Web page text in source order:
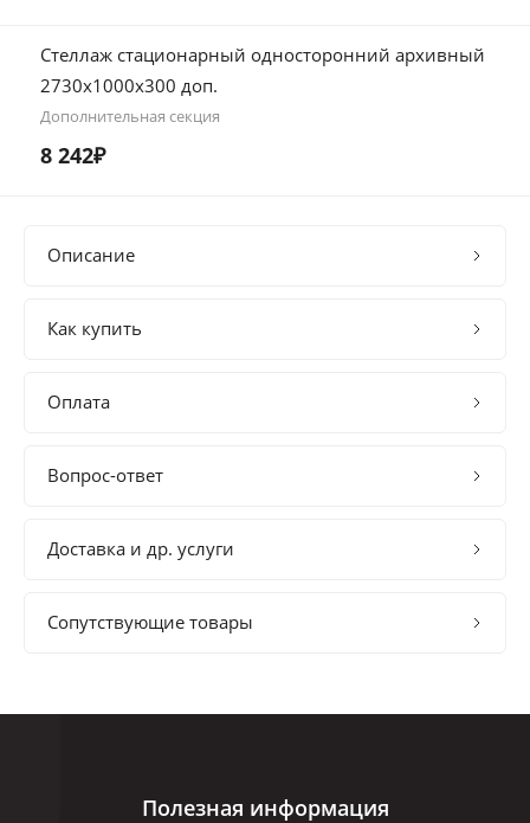
Стеллаж стационарный односторонний архивный
2730х1000х300 доп.
Дополнительная секция
8 242₽
Описание
Как купить
Оплата
Вопрос-ответ
Доставка и др. услуги
Сопутствующие товары
Полезная информация